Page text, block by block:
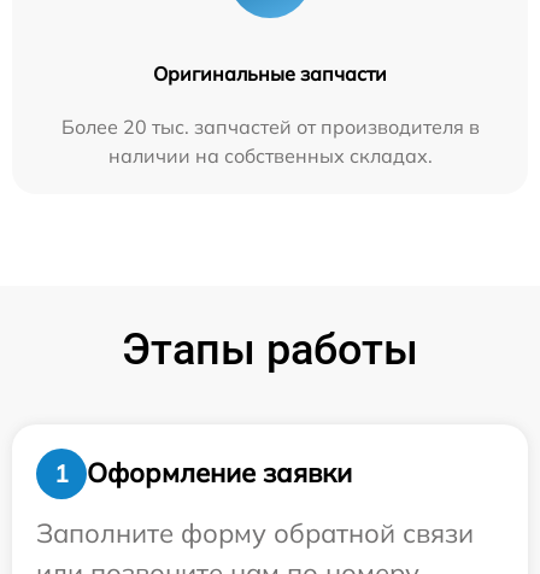
Оригинальные запчасти
Более 20 тыс. запчастей от производителя в
наличии на собственных складах.
Этапы работы
1
Оформление заявки
Заполните форму обратной связи